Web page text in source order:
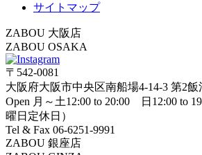
サイトマップ
ZABOU 大阪店
ZABOU OSAKA
〒542-0081
大阪府大阪市中央区南船場4-14-3 第2飯
Open 月～土12:00 to 20:00 日12:00 to
曜日定休日）
Tel & Fax 06-6251-9991
ZABOU 銀座店